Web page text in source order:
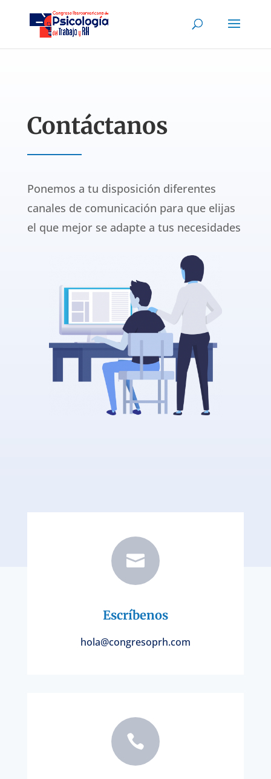
Contáctanos
Ponemos a tu disposición diferentes
canales de comunicación para que elijas
el que mejor se adapte a tus necesidades

Escríbenos
hola@congresoprh.com
